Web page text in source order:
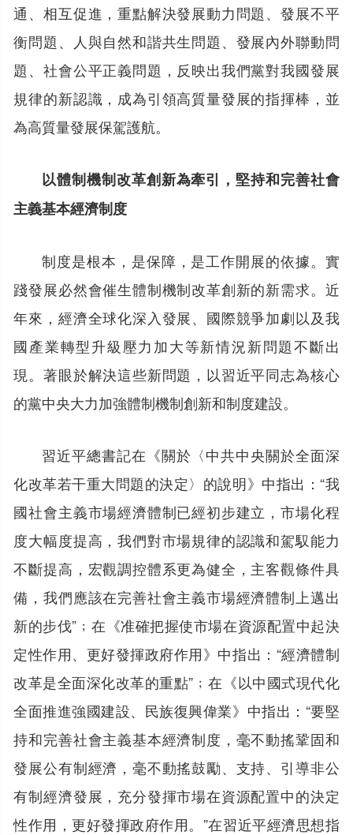
通、相互促進，重點解決發展動力問題、發展不平
衡問題、人與自然和諧共生問題、發展內外聯動問
題、社會公平正義問題，反映出我們黨對我國發展
規律的新認識，成為引領高質量發展的指揮棒，並
為高質量發展保駕護航。
以體制機制改革創新為牽引，堅持和完善社會
主義基本經濟制度
制度是根本，是保障，是工作開展的依據。實
踐發展必然會催生體制機制改革創新的新需求。近
年來，經濟全球化深入發展、國際競爭加劇以及我
國產業轉型升級壓力加大等新情況新問題不斷出
現。著眼於解決這些新問題，以習近平同志為核心
的黨中央大力加強體制機制創新和制度建設。
習近平總書記在《關於〈中共中央關於全面深
化改革若干重大問題的決定〉的說明》中指出：“我
國社會主義市場經濟體制已經初步建立，市場化程
度大幅度提高，我們對市場規律的認識和駕馭能力
不斷提高，宏觀調控體系更為健全，主客觀條件具
備，我們應該在完善社會主義市場經濟體制上邁出
新的步伐”﹔在《准確把握使市場在資源配置中起決
定性作用、更好發揮政府作用》中指出：“經濟體制
改革是全面深化改革的重點”﹔在《以中國式現代化
全面推進強國建設、民族復興偉業》中指出：“要堅
持和完善社會主義基本經濟制度，毫不動搖鞏固和
發展公有制經濟，毫不動搖鼓勵、支持、引導非公
有制經濟發展，充分發揮市場在資源配置中的決定
性作用，更好發揮政府作用。”在習近平經濟思想指